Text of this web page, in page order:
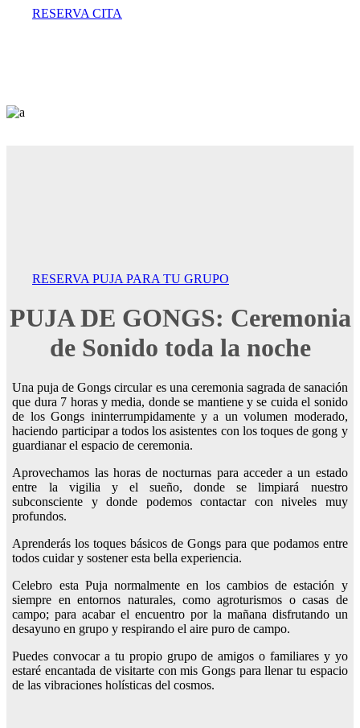
RESERVA CITA
RESERVA PUJA PARA TU GRUPO
PUJA DE GONGS: Ceremonia
de Sonido toda la noche
Una puja de Gongs circular es una ceremonia sagrada de sanación
que dura 7 horas y media, donde se mantiene y se cuida el sonido
de los Gongs ininterrumpidamente y a un volumen moderado,
haciendo participar a todos los asistentes con los toques de gong y
guardianar el espacio de ceremonia.
Aprovechamos las horas de nocturnas para acceder a un estado
entre la vigilia y el sueño, donde se limpiará nuestro
subconsciente y donde podemos contactar con niveles muy
profundos.
Aprenderás los toques básicos de Gongs para que podamos entre
todos cuidar y sostener esta bella experiencia.
Celebro esta Puja normalmente en los cambios de estación y
siempre en entornos naturales, como agroturismos o casas de
campo; para acabar el encuentro por la mañana disfrutando un
desayuno en grupo y respirando el aire puro de campo.
Puedes convocar a tu propio grupo de amigos o familiares y yo
estaré encantada de visitarte con mis Gongs para llenar tu espacio
de las vibraciones holísticas del cosmos.